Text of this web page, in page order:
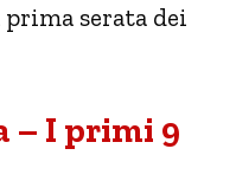
serata dei
– I primi 9